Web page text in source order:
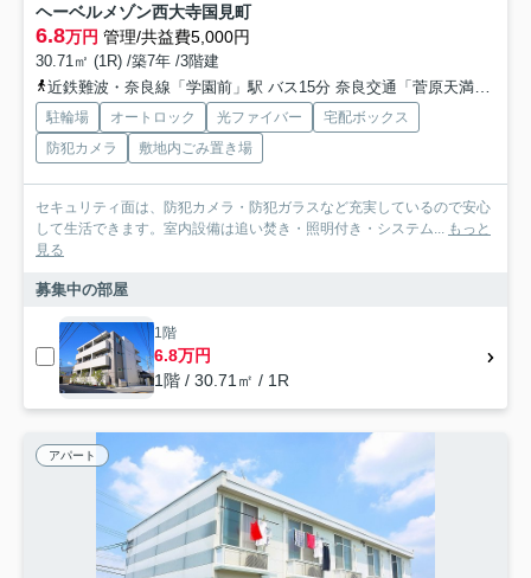
ヘーベルメゾン西大寺国見町
6.8万円 管理/共益費5,000円
30.71㎡ (1R) /築7年 /3階建
近鉄難波・奈良線「学園前」駅 バス15分 奈良交通「菅原天満宮（奈良県）」 停歩12分
駐輪場 オートロック 光ファイバー
宅配ボックス
防犯カメラ
敷地内ごみ置き場
セキュリティ面は、防犯カメラ・防犯ガラスなど充実しているので安心
して生活できます。室内設備は追い焚き・照明付き・システム...
もっと
見る
募集中の部屋
1階
6.8万円
1階 / 30.71㎡ / 1R
アパート